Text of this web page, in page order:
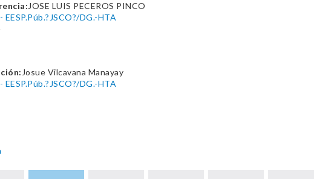
JOSE LUIS PECEROS PINCO
DG.-HTA
Josue Vilcavana Manayay
DG.-HTA